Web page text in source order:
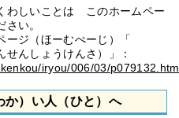
しいことは このホームペー
い。
ジ（ほーむぺーじ）「
せんしょうけんさ）」：
iryou/006/03/
か）い人（ひと）へ